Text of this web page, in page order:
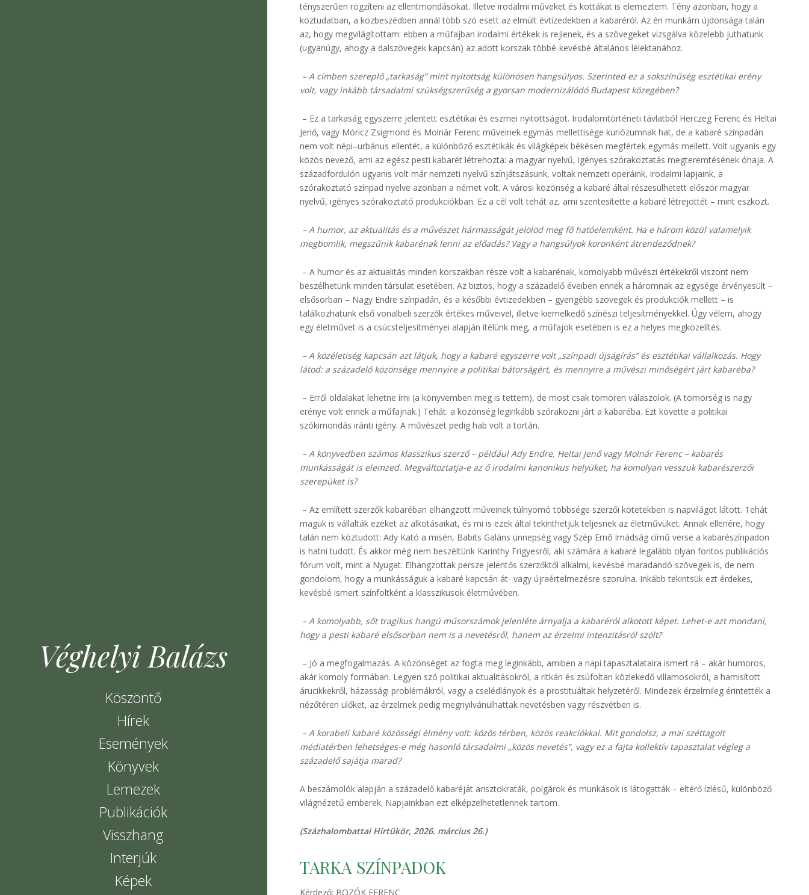
Véghelyi Balázs
Köszöntő
Hírek
Események
Könyvek
Lemezek
Publikációk
Visszhang
Interjúk
Képek
tényszerűen rögzíteni az ellentmondásokat. Illetve irodalmi műveket és kottákat is elemeztem. Tény azonban, hogy a
köztudatban, a közbeszédben annál több szó esett az elmúlt évtizedekben a kabaréról. Az én munkám újdonsága talán
az, hogy megvilágítottam: ebben a műfajban irodalmi értékek is rejlenek, és a szövegeket vizsgálva közelebb juthatunk
(ugyanúgy, ahogy a dalszövegek kapcsán) az adott korszak többé-kevésbé általános lélektanához.
– A címben szereplő „tarkaság” mint nyitottság különösen hangsúlyos. Szerinted ez a sokszínűség esztétikai erény
volt, vagy inkább társadalmi szükségszerűség a gyorsan modernizálódó Budapest közegében?
– Ez a tarkaság egyszerre jelentett esztétikai és eszmei nyitottságot. Irodalomtörténeti távlatból Herczeg Ferenc és Heltai
Jenő, vagy Móricz Zsigmond és Molnár Ferenc műveinek egymás mellettisége kuriózumnak hat, de a kabaré színpadán
nem volt népi–urbánus ellentét, a különböző esztétikák és világképek békésen megfértek egymás mellett. Volt ugyanis egy
közös nevező, ami az egész pesti kabarét létrehozta: a magyar nyelvű, igényes szórakoztatás megteremtésének óhaja. A
századfordulón ugyanis volt már nemzeti nyelvű színjátszásunk, voltak nemzeti operáink, irodalmi lapjaink, a
szórakoztató színpad nyelve azonban a német volt. A városi közönség a kabaré által részesülhetett először magyar
nyelvű, igényes szórakoztató produkciókban. Ez a cél volt tehát az, ami szentesítette a kabaré létrejöttét – mint eszközt.
– A humor, az aktualitás és a művészet hármasságát jelölöd meg fő hatóelemként. Ha e három közül valamelyik
megbomlik, megszűnik kabarénak lenni az előadás? Vagy a hangsúlyok koronként átrendeződnek?
– A humor és az aktualitás minden korszakban része volt a kabarénak, komolyabb művészi értékekről viszont nem
beszélhetünk minden társulat esetében. Az biztos, hogy a századelő éveiben ennek a háromnak az egysége érvényesült –
elsősorban – Nagy Endre színpadán, és a későbbi évtizedekben – gyengébb szövegek és produkciók mellett – is
találkozhatunk első vonalbeli szerzők értékes műveivel, illetve kiemelkedő színészi teljesítményekkel. Úgy vélem, ahogy
egy életművet is a csúcsteljesítményei alapján ítélünk meg, a műfajok esetében is ez a helyes megközelítés.
– A közéletiség kapcsán azt látjuk, hogy a kabaré egyszerre volt „színpadi újságírás” és esztétikai vállalkozás. Hogy
látod: a századelő közönsége mennyire a politikai bátorságért, és mennyire a művészi minőségért járt kabaréba?
– Erről oldalakat lehetne írni (a könyvemben meg is tettem), de most csak tömören válaszolok. (A tömörség is nagy
erénye volt ennek a műfajnak.) Tehát: a közönség leginkább szórakozni járt a kabaréba. Ezt követte a politikai
szókimondás iránti igény. A művészet pedig hab volt a tortán.
– A könyvedben számos klasszikus szerző – például Ady Endre, Heltai Jenő vagy Molnár Ferenc – kabarés
munkásságát is elemzed. Megváltoztatja-e az ő irodalmi kanonikus helyüket, ha komolyan vesszük kabarészerzői
szerepüket is?
– Az említett szerzők kabaréban elhangzott műveinek túlnyomó többsége szerzői kötetekben is napvilágot látott. Tehát
maguk is vállalták ezeket az alkotásaikat, és mi is ezek által tekinthetjük teljesnek az életművüket. Annak ellenére, hogy
talán nem köztudott: Ady Kató a misén, Babits Galáns ünnepség vagy Szép Ernő Imádság című verse a kabarészínpadon
is hatni tudott. És akkor még nem beszéltünk Karinthy Frigyesről, aki számára a kabaré legalább olyan fontos publikációs
fórum volt, mint a Nyugat. Elhangzottak persze jelentős szerzőktől alkalmi, kevésbé maradandó szövegek is, de nem
gondolom, hogy a munkásságuk a kabaré kapcsán át- vagy újraértelmezésre szorulna. Inkább tekintsük ezt érdekes,
kevésbé ismert színfoltként a klasszikusok életművében.
– A komolyabb, sőt tragikus hangú műsorszámok jelenléte árnyalja a kabaréról alkotott képet. Lehet-e azt mondani,
hogy a pesti kabaré elsősorban nem is a nevetésről, hanem az érzelmi intenzitásról szólt?
– Jó a megfogalmazás. A közönséget az fogta meg leginkább, amiben a napi tapasztalataira ismert rá – akár humoros,
akár komoly formában. Legyen szó politikai aktualitásokról, a ritkán és zsúfoltan közlekedő villamosokról, a hamisított
árucikkekről, házassági problémákról, vagy a cselédlányok és a prostituáltak helyzetéről. Mindezek érzelmileg érintették a
nézőtéren ülőket, az érzelmek pedig megnyilvánulhattak nevetésben vagy részvétben is.
– A korabeli kabaré közösségi élmény volt: közös térben, közös reakciókkal. Mit gondolsz, a mai széttagolt
médiatérben lehetséges-e még hasonló társadalmi „közös nevetés”, vagy ez a fajta kollektív tapasztalat végleg a
századelő sajátja marad?
A beszámolók alapján a századelő kabaréját arisztokraták, polgárok és munkások is látogatták – eltérő ízlésű, különböző
világnézetű emberek. Napjainkban ezt elképzelhetetlennek tartom.
(Százhalombattai Hírtükör, 2026. március 26.)
TARKA SZÍNPADOK
Kérdező: BOZÓK FERENC